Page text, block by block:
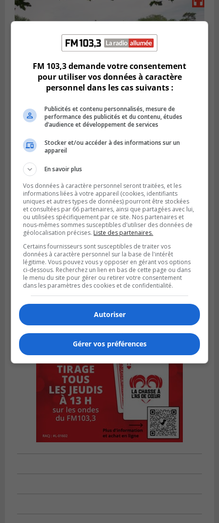
VIEUX-LONGUEUIL
Publié le 31 juillet 2026 à 14h20
Le RTL dévoile sa nouvelle flotte de
transport adapté
FM 103,3 demande votre consentement
pour utiliser vos données à caractère
personnel dans les cas suivants :
Publicités et contenu personnalisés, mesure de
performance des publicités et du contenu, études
d’audience et développement de services
Stocker et/ou accéder à des informations sur un
appareil
En savoir plus
Vos données à caractère personnel seront traitées, et les
informations liées à votre appareil (cookies, identifiants
uniques et autres types de données) pourront être stockées
et consultées par 66 partenaires, ainsi que partagées avec lui,
ou utilisées spécifiquement par ce site. Nos partenaires et
nous-mêmes sommes susceptibles d'utiliser des données de
géolocalisation précises. Liste des partenaires.
Certains fournisseurs sont susceptibles de traiter vos
données à caractère personnel sur la base de l'intérêt
légitime. Vous pouvez vous y opposer en gérant vos options
ci-dessous. Recherchez un lien en bas de cette page ou dans
le menu du site pour gérer ou retirer votre consentement
dans les paramètres des cookies et de confidentialité.
Autoriser
Gérer vos préférences